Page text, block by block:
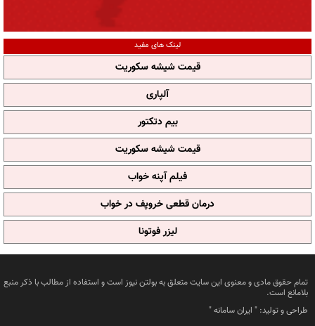
لینک های مفید
قیمت شیشه سکوریت
آلپاری
بیم دتکتور
قیمت شیشه سکوریت
فیلم آپنه خواب
درمان قطعی خروپف در خواب
لیزر فوتونا
تمام حقوق مادی و معنوی این سایت متعلق به بولتن نیوز است و استفاده از مطالب با ذکر منبع
بلامانع است.
طراحی و تولید: " ایران سامانه"